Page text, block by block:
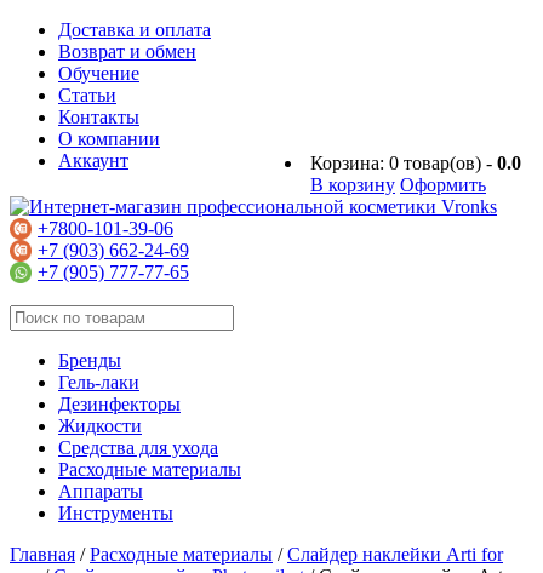
Доставка и оплата
Возврат и обмен
Обучение
Статьи
Контакты
О компании
Корзина: 0 товар(ов) - 0.0
В корзину Оформить
Аккаунт
+7800-101-39-06
+7 (903) 662-24-69
+7 (905) 777-77-65
Бренды
Гель-лаки
Дезинфекторы
Жидкости
Средства для ухода
Расходные материалы
Аппараты
Инструменты
Главная /Расходные материалы /Слайдер наклейки Arti for